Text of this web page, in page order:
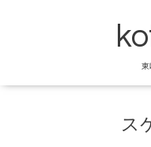
東
ス